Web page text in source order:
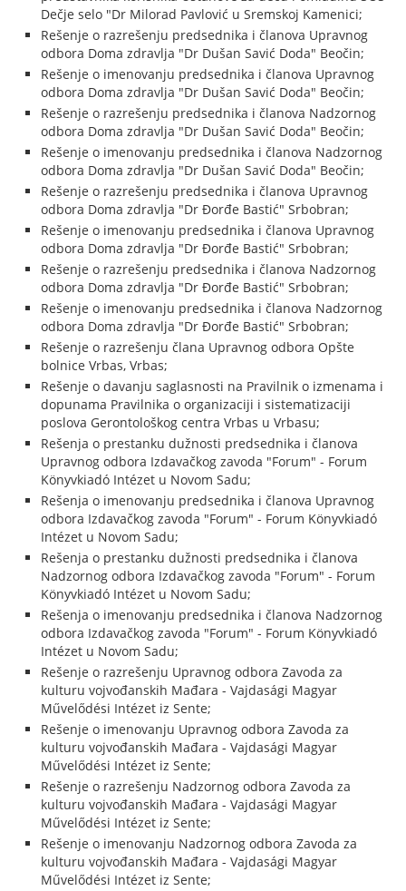
Dečje selo "Dr Milorad Pavlović u Sremskoj Kamenici;
Rešenje o razrešenju predsednika i članova Upravnog
odbora Doma zdravlja "Dr Dušan Savić Doda" Beočin;
Rešenje o imenovanju predsednika i članova Upravnog
odbora Doma zdravlja "Dr Dušan Savić Doda" Beočin;
Rešenje o razrešenju predsednika i članova Nadzornog
odbora Doma zdravlja "Dr Dušan Savić Doda" Beočin;
Rešenje o imenovanju predsednika i članova Nadzornog
odbora Doma zdravlja "Dr Dušan Savić Doda" Beočin;
Rešenje o razrešenju predsednika i članova Upravnog
odbora Doma zdravlja "Dr Đorđe Bastić" Srbobran;
Rešenje o imenovanju predsednika i članova Upravnog
odbora Doma zdravlja "Dr Đorđe Bastić" Srbobran;
Rešenje o razrešenju predsednika i članova Nadzornog
odbora Doma zdravlja "Dr Đorđe Bastić" Srbobran;
Rešenje o imenovanju predsednika i članova Nadzornog
odbora Doma zdravlja "Dr Đorđe Bastić" Srbobran;
Rešenje o razrešenju člana Upravnog odbora Opšte
bolnice Vrbas, Vrbas;
Rešenje o davanju saglasnosti na Pravilnik o izmenama i
dopunama Pravilnika o organizaciji i sistematizaciji
poslova Gerontološkog centra Vrbas u Vrbasu;
Rešenja o prestanku dužnosti predsednika i članova
Upravnog odbora Izdavačkog zavoda "Forum" - Forum
Könyvkiadó Intézet u Novom Sadu;
Rešenja o imenovanju predsednika i članova Upravnog
odbora Izdavačkog zavoda "Forum" - Forum Könyvkiadó
Intézet u Novom Sadu;
Rešenja o prestanku dužnosti predsednika i članova
Nadzornog odbora Izdavačkog zavoda "Forum" - Forum
Könyvkiadó Intézet u Novom Sadu;
Rešenja o imenovanju predsednika i članova Nadzornog
odbora Izdavačkog zavoda "Forum" - Forum Könyvkiadó
Intézet u Novom Sadu;
Rešenje o razrešenju Upravnog odbora Zavoda za
kulturu vojvođanskih Mađara - Vajdasági Magyar
Művelődési Intézet iz Sente;
Rešenje o imenovanju Upravnog odbora Zavoda za
kulturu vojvođanskih Mađara - Vajdasági Magyar
Művelődési Intézet iz Sente;
Rešenje o razrešenju Nadzornog odbora Zavoda za
kulturu vojvođanskih Mađara - Vajdasági Magyar
Művelődési Intézet iz Sente;
Rešenje o imenovanju Nadzornog odbora Zavoda za
kulturu vojvođanskih Mađara - Vajdasági Magyar
Művelődési Intézet iz Sente;